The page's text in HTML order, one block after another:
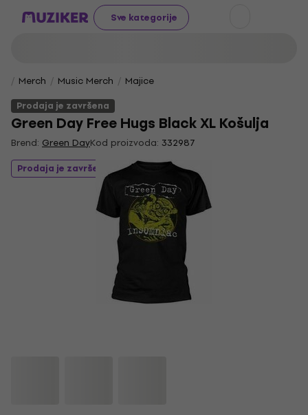
Sve kategorije
Merch Music Merch
Majice
Prodaja je završena
Green Day Free Hugs Black XL Košulja
Brend: Green DayKod proizvoda: 332987
Prodaja je završena